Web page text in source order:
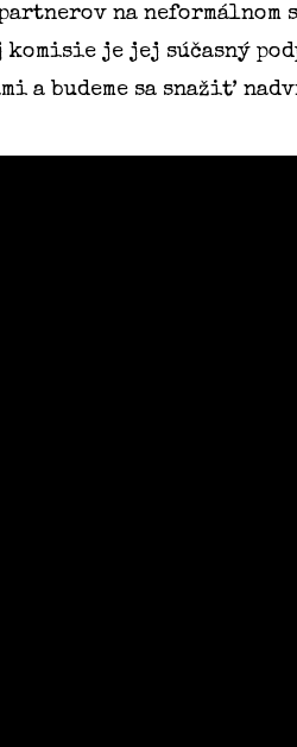
na
je jej súčasný
a budeme sa snažiť